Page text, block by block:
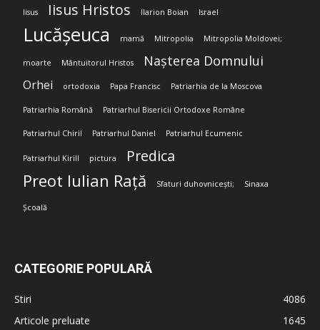
Iisus Iisus Hristos Ilarion Boian Israel
Lucășeuca mamă Mitropolia Mitropolia Moldovei;
moarte Mântuitorul Hristos Nașterea Domnului
Orhei ortodoxia Papa Francisc Patriarhia de la Moscova
Patriarhia Română Patriarhul Bisericii Ortodoxe Române
Patriarhul Chiril Patriarhul Daniel Patriarhul Ecumenic
Patriarhul Kirill pictura Predica
Preot Iulian Rață Sfaturi duhovnicești; Sinaxa
Școală
CATEGORIE POPULARĂ
Stiri
4086
Articole preluate
1645